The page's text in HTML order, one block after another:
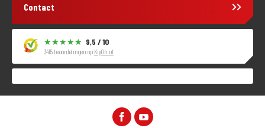
Contact
9,5 / 10
3415 beoordelingen op KiyOh.nl